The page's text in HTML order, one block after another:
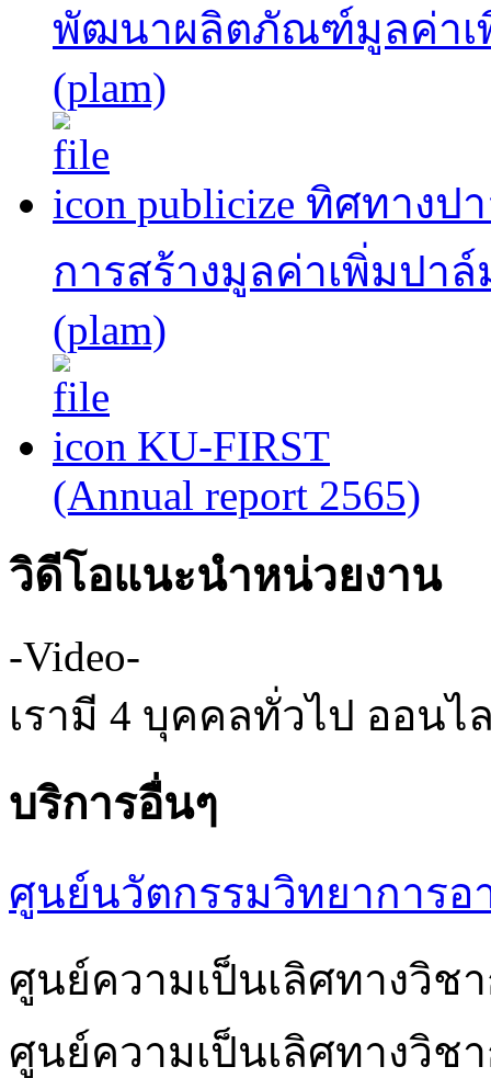
พัฒนาผลิตภัณฑ์มูลค่าเ
(plam)
publicize ทิศทาง
การสร้างมูลค่าเพิ่มปา
(plam)
KU-FIRST
(Annual report 2565)
วิดีโอแนะนำหน่วยงาน
-Video-
เรามี 4 บุคคลทั่วไป ออนไ
บริการอื่นๆ
ศูนย์นวัตกรรมวิทยาการอ
ศูนย์ความเป็นเลิศทางวิช
ศูนย์ความเป็นเลิศทางวิ